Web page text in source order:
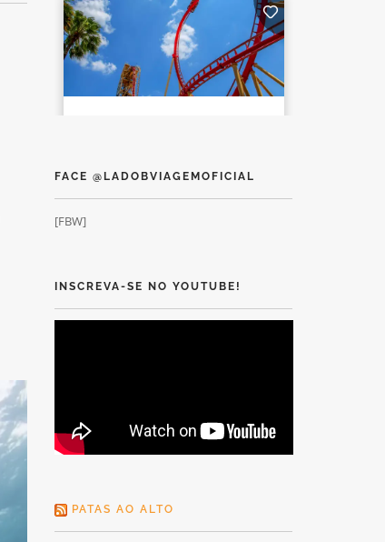
FACE @LADOBVIAGEMOFICIAL
[FBW]
INSCREVA-SE NO YOUTUBE!
PATAS AO ALTO